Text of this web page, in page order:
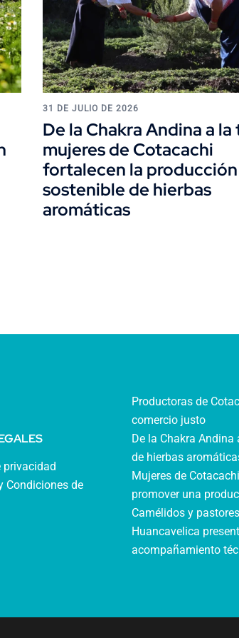
31 DE JULIO DE 2026
De la Chakra Andina a la
mujeres de Cotacachi
fortalecen la producción
sostenible de hierbas
aromáticas
privacidad
Condiciones de
Productoras de
comercio justo
De la Chakra
de hierbas
Mujeres de
promover una
Camélidos y
Huancavelica
acompañamiento